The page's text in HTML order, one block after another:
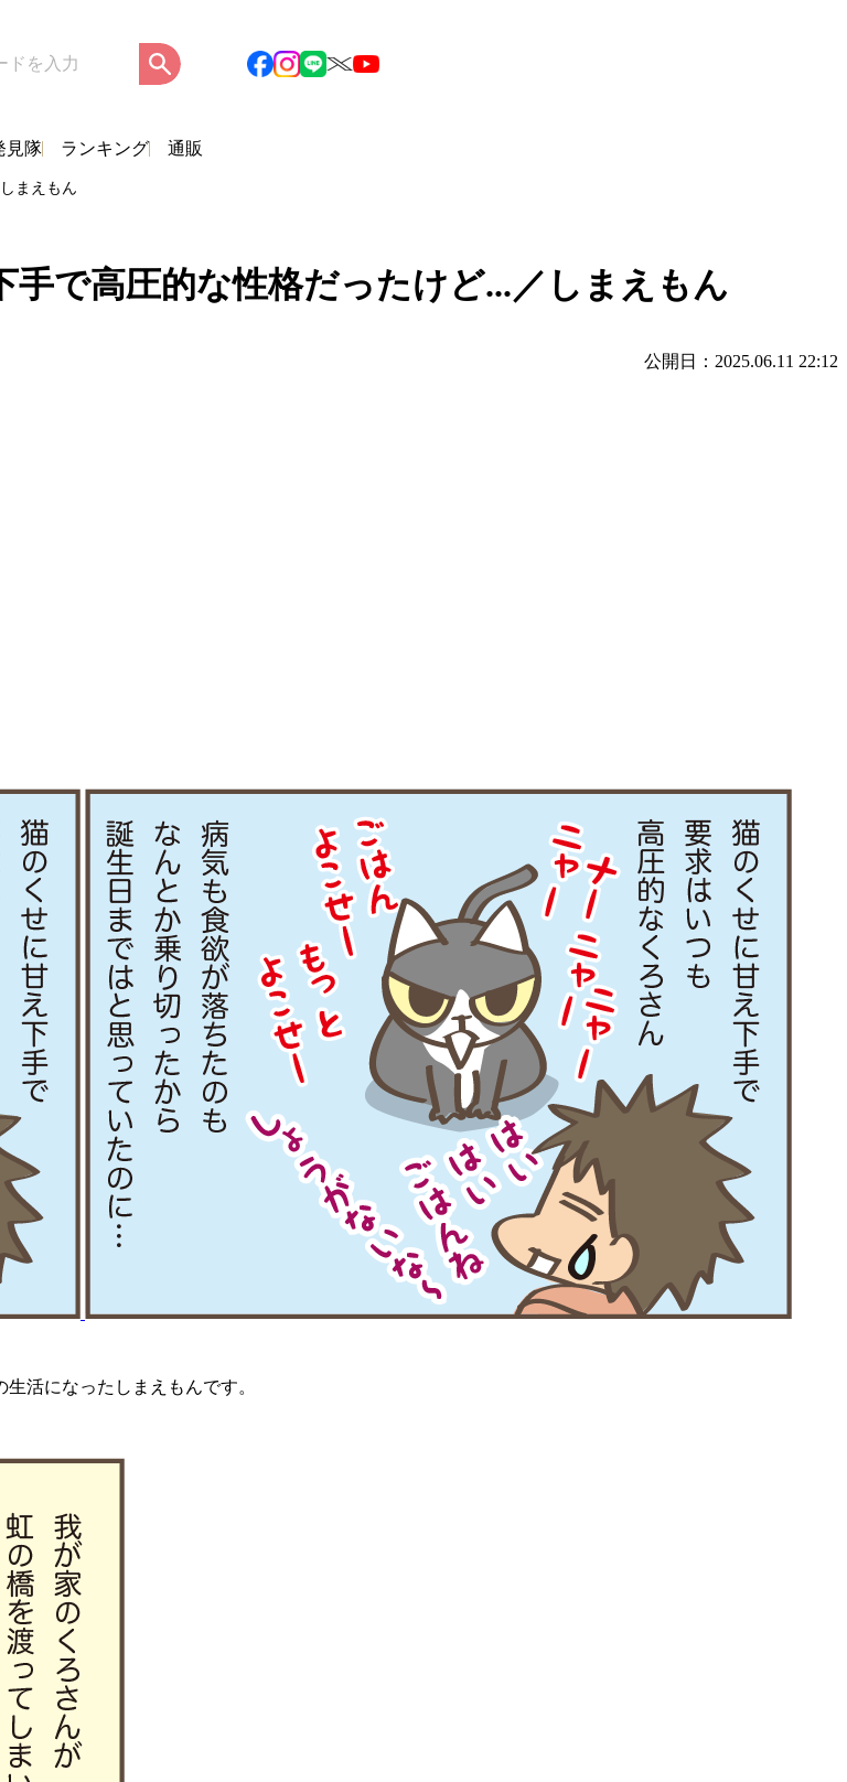
見隊 ランキング 通販
まえもん
で高圧的な性格だったけど...／しまえもん
公開日：2025.06.11 22:12
活になったしまえもんです。